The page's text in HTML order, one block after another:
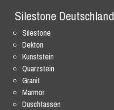
Silestone Deutschland
Silestone
Dekton
Kunststein
Quarzstein
Granit
Marmor
Duschtassen